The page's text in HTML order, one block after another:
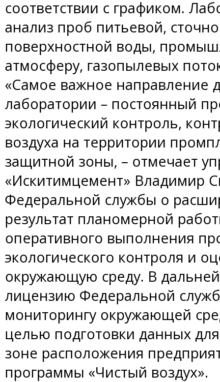
соответствии с графиком.
анализ проб питьевой,
поверхностной воды,
атмосферу, газопылевых
«Самое важное направление
лаборатории – постоянный
экологический контроль,
воздуха на территории
защитной зоны, – отмечает
«Искитимцемент» Владимир
Федеральной службы о
результат планомерной
оперативного выполнения
экологического контроля и
окружающую среду. В
лицензию Федеральной
мониторингу окружающей
целью подготовки данных
зоне расположения
программы «Чистый воздух».